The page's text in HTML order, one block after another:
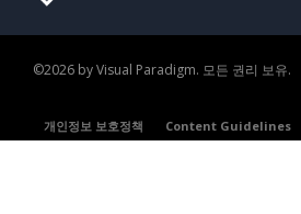
©2026 by Visual Paradigm. 모든 권리 보유.
개인정보 보호정책
Content Guidelines